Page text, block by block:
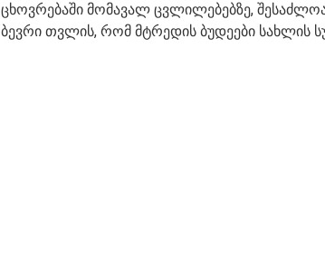
ცხოვრებაში მომავალ ცვლილებებზე,
ბევრი თვლის, რომ მტრედის ბუდეები სახლის